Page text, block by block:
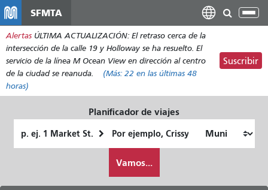
contenido
principal
SFMTA
Alertas ÚLTIMA ACTUALIZACIÓN: El retraso cerca de la
intersección de la calle 19 y Holloway se ha resuelto. El
servicio de la línea M Ocean View en dirección al centro
de la ciudad se reanuda.
(Más: 22 en las últimas 48
horas)
Suscribir
Planificador de viajes
de
quiero
viajar
Vamos...